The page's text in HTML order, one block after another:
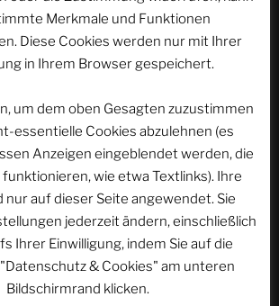
Adresse und Website in diesem
nächsten Kommentar speichern.
Merkmale und Funktionen
Diese Cookies werden nur mit Ihrer
in Ihrem Browser gespeichert.
um dem oben Gesagten zuzustimmen
essentielle Cookies abzulehnen (es
Anzeigen eingeblendet werden, die
wie etwa Textlinks). Ihre
nur auf dieser Seite angewendet. Sie
jederzeit ändern, einschließlich
Ihrer Einwilligung, indem Sie auf die
& Cookies" am unteren
Bildschirmrand klicken.